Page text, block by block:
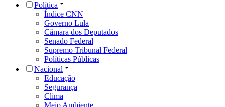
Política
Índice CNN
Governo Lula
Câmara dos Deputados
Senado Federal
Supremo Tribunal Federal
Políticas Públicas
Nacional
Educação
Segurança
Clima
Meio Ambiente